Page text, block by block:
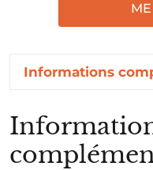
Informations